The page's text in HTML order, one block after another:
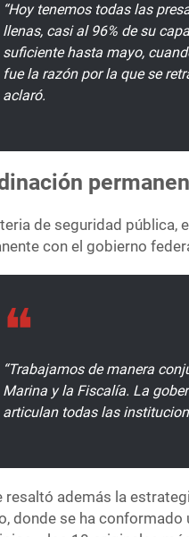
“Hoy tenemos todas las
llenas, casi al 96% de su
suficiente hasta mayo,
fue la razón por la que se
aclaró.
de seguridad pública,
con el gobierno
“Trabajamos de manera
Marina y la Fiscalía. La
articulan todas las
resaltó además la
donde se ha